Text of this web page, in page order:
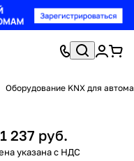
Оборудование KNX для
237 руб.